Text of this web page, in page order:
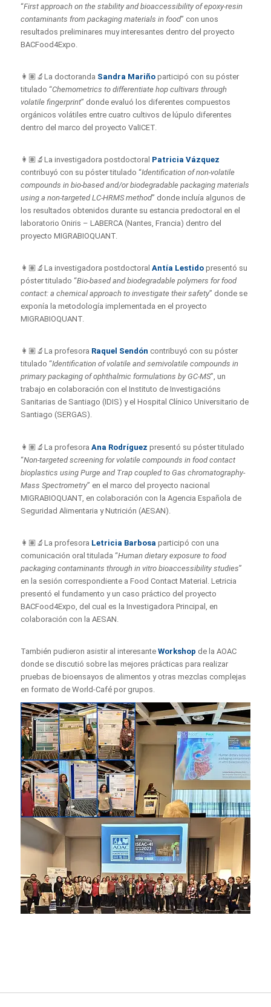
“First approach on the stability and bioaccessibility of epoxy-resin
contaminants from packaging materials in food” con unos
resultados preliminares muy interesantes dentro del proyecto
BACFood4Expo.
👩🏽‍🔬La doctoranda Sandra Mariñoparticipó con su póster
titulado “Chemometrics to differentiate hop cultivars through
volatile fingerprint” donde evaluó los diferentes compuestos
orgánicos volátiles entre cuatro cultivos de lúpulo diferentes
dentro del marco del proyecto ValICET.
👩🏽‍🔬La investigadora postdoctoral Patricia Vázquez
contribuyó con su póster titulado “Identification of non-volatile
compounds in bio-based and/or biodegradable packaging materials
using a non-targeted LC-HRMS method” donde incluía algunos de
los resultados obtenidos durante su estancia predoctoral en el
laboratorio Oniris – LABERCA (Nantes, Francia) dentro del
proyecto MIGRABIOQUANT.
👩🏽‍🔬La investigadora postdoctoral Antía Lestidopresentó su
póster titulado “Bio-based and biodegradable polymers for food
contact: a chemical approach to investigate their safety” donde se
exponía la metodología implementada en el proyecto
MIGRABIOQUANT.
👩🏽‍🔬La profesora Raquel Sendón contribuyó con su póster
titulado “Identification of volatile and semivolatile compounds in
primary packaging of ophthalmic formulations by GC-MS”, un
trabajo en colaboración con el Instituto de Investigacións
Sanitarias de Santiago (IDIS) y el Hospital Clínico Universitario de
Santiago (SERGAS).
👩🏽‍🔬La profesora Ana Rodríguez presentó su póster titulado
“Non-targeted screening for volatile compounds in food contact
bioplastics using Purge and Trap coupled to Gas chromatography-
Mass Spectrometry” en el marco del proyecto nacional
MIGRABIOQUANT, en colaboración con la Agencia Española de
Seguridad Alimentaria y Nutrición (AESAN).
👩🏽‍🔬La profesora Letricia Barbosa participó con una
comunicación oral titulada “Human dietary exposure to food
packaging contaminants through in vitro bioaccessibility studies”
en la sesión correspondiente a Food Contact Material. Letricia
presentó el fundamento y un caso práctico del proyecto
BACFood4Expo, del cual es la Investigadora Principal, en
colaboración con la AESAN.
También pudieron asistir al interesante Workshop de la AOAC
donde se discutió sobre las mejores prácticas para realizar
pruebas de bioensayos de alimentos y otras mezclas complejas
en formato de World-Café por grupos.